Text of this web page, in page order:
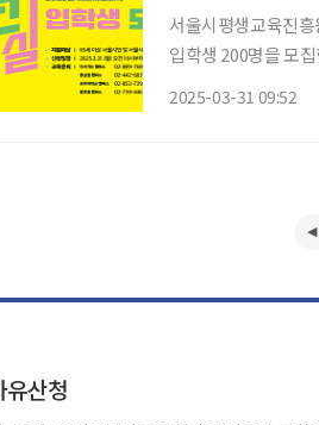
서울시평생교육진흥
입학생 200명을 모집
2025-03-31 09:52
산청